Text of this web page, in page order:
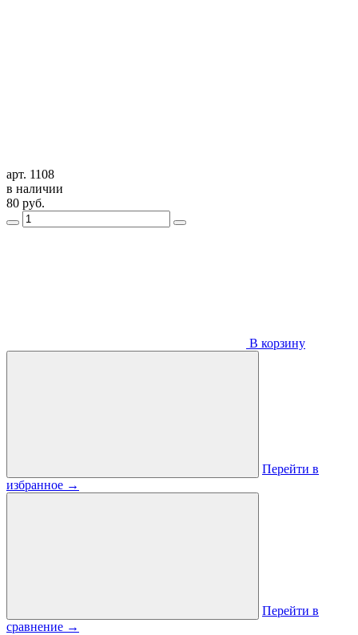
арт. 1108
в наличии
80 руб.
В корзину
Перейти в
избранное →
Перейти в
сравнение →